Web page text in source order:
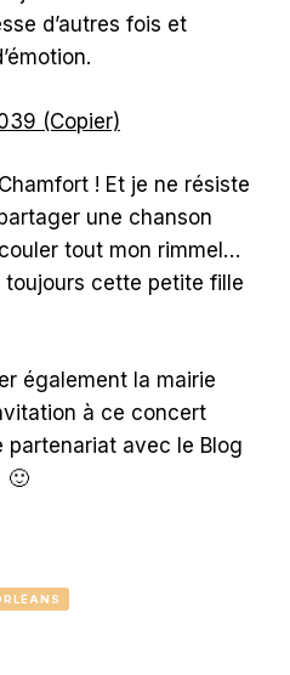
d’autres fois et
! Et je ne résiste
une chanson
tout mon rimmel…
toujours cette petite fille
également la mairie
à ce concert
partenariat avec le Blog
🙂